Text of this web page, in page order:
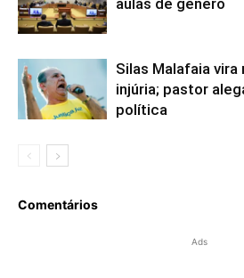
Silas Malafaia vira
injúria; pastor
política
Comentários
Ads